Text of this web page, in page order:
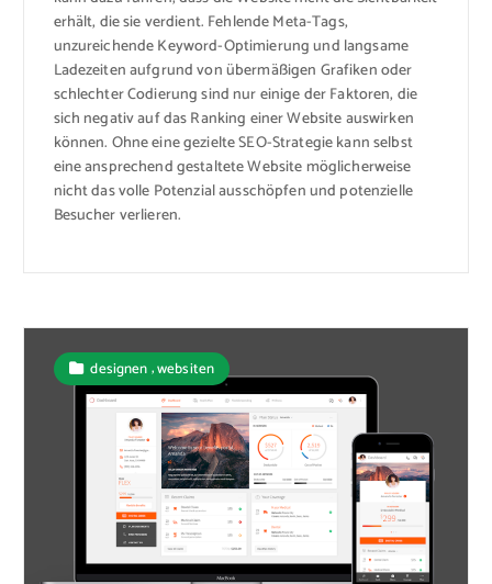
erhält, die sie verdient. Fehlende Meta-Tags,
unzureichende Keyword-Optimierung und langsame
Ladezeiten aufgrund von übermäßigen Grafiken oder
schlechter Codierung sind nur einige der Faktoren, die
sich negativ auf das Ranking einer Website auswirken
können. Ohne eine gezielte SEO-Strategie kann selbst
eine ansprechend gestaltete Website möglicherweise
nicht das volle Potenzial ausschöpfen und potenzielle
Besucher verlieren.
designen,websiten